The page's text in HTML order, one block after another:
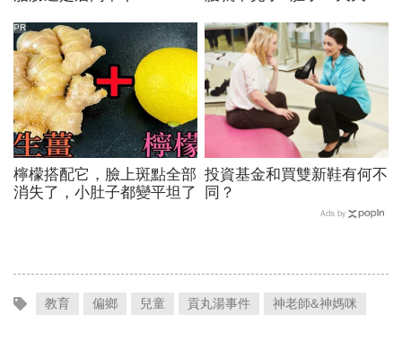
檸檬搭配它，臉上斑點全部
消失了，小肚子都變平坦了
PR
投資基金和買雙新鞋有何不
同？
Ads by
教育 偏鄉 兒童 貢丸湯事件 神老師&神媽咪